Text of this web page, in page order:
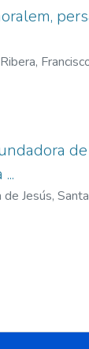
Ribera,
de Jesús,